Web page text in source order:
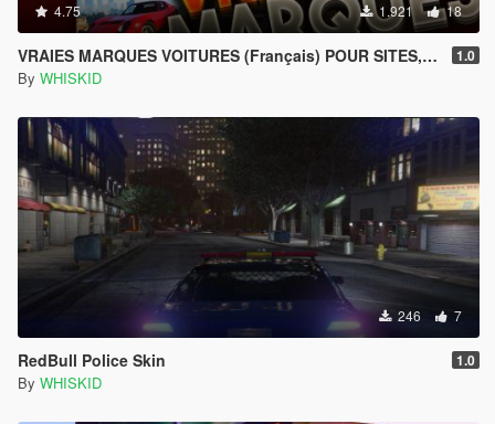
4.75 1.921 18
VRAIES MARQUES VOITURES (Français) POUR SITES, MENYOO, ETC... 1.0
By WHISKID
246 7
RedBull Police Skin 1.0
By WHISKID